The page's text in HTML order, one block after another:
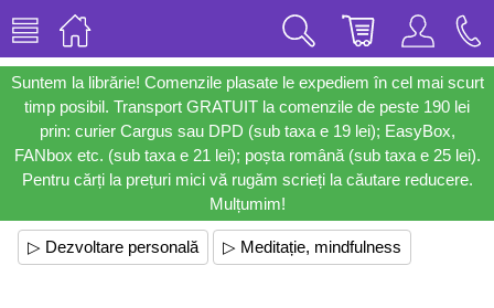
Suntem la librărie! Comenzile plasate le expediem în cel mai scurt
timp posibil. Transport GRATUIT la comenzile de peste 190 lei
prin: curier Cargus sau DPD (sub taxa e 19 lei); EasyBox,
FANbox etc. (sub taxa e 21 lei); poșta română (sub taxa e 25 lei).
Pentru cărți la prețuri mici vă rugăm scrieți la căutare reducere.
Mulțumim!
▷ Dezvoltare personală ▷ Meditație, mindfulness